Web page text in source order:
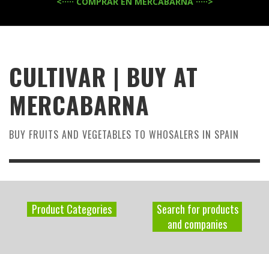
CULTIVAR | BUY AT
MERCABARNA
BUY FRUITS AND VEGETABLES TO WHOSALERS IN SPAIN
Product Categories
Search for products
and companies